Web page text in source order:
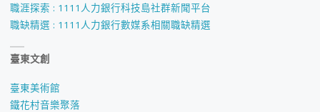
職涯探索 : 1111人力銀行科技島社群新聞平台
職缺精選 : 1111人力銀行數媒系相關職缺精選
臺東文創
臺東美術館
鐵花村音樂聚落